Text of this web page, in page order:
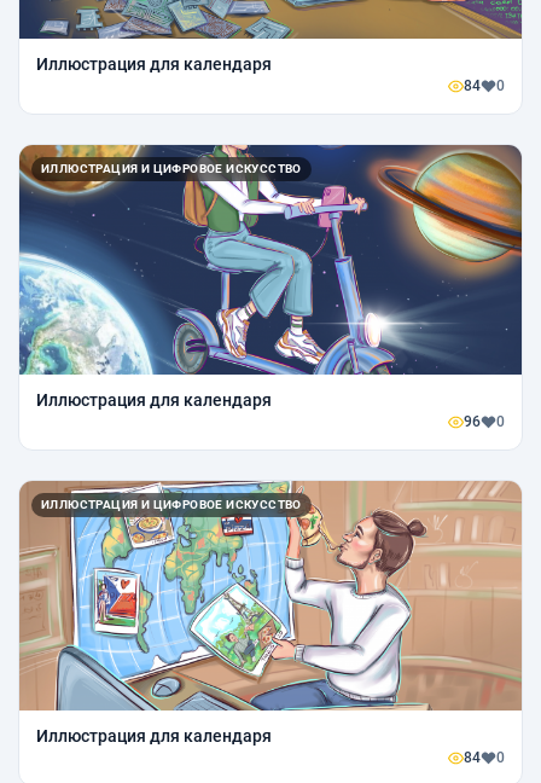
Иллюстрация для календаря
84 0
ИЛЛЮСТРАЦИЯ И ЦИФРОВОЕ ИСКУССТВО
Иллюстрация для календаря
96 0
ИЛЛЮСТРАЦИЯ И ЦИФРОВОЕ ИСКУССТВО
Иллюстрация для календаря
84 0